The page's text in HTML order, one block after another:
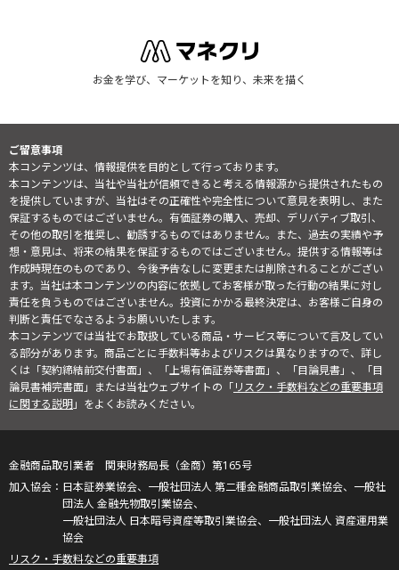
お金を学び、マーケットを知り、未来を描く
ご留意事項
本コンテンツは、情報提供を目的として行っております。
本コンテンツは、当社や当社が信頼できると考える情報源から提供されたもの
を提供していますが、当社はその正確性や完全性について意見を表明し、また
保証するものではございません。有価証券の購入、売却、デリバティブ取引、
その他の取引を推奨し、勧誘するものではありません。また、過去の実績や予
想・意見は、将来の結果を保証するものではございません。提供する情報等は
作成時現在のものであり、今後予告なしに変更または削除されることがござい
ます。当社は本コンテンツの内容に依拠してお客様が取った行動の結果に対し
責任を負うものではございません。投資にかかる最終決定は、お客様ご自身の
判断と責任でなさるようお願いいたします。
本コンテンツでは当社でお取扱している商品・サービス等について言及してい
る部分があります。商品ごとに手数料等およびリスクは異なりますので、詳し
くは「契約締結前交付書面」、「上場有価証券等書面」、「目論見書」、「目
論見書補完書面」または当社ウェブサイトの「リスク・手数料などの重要事項
に関する説明」をよくお読みください。
金融商品取引業者 関東財務局長（金商）第165号
日本証券業協会、一般社団法人 第二種金融商品取引業協会、一般社
団法人 金融先物取引業協会、
一般社団法人 日本暗号資産等取引業協会、一般社団法人 資産運用業
協会
リスク・手数料などの重要事項